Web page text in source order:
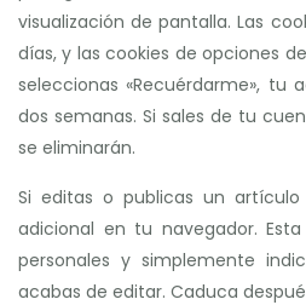
visualización de pantalla. Las
días, y las cookies de opciones
seleccionas «Recuérdarme», tu
dos semanas. Si sales de tu
se eliminarán.
Si editas o publicas un
adicional en tu navegador.
personales y simplemente
acabas de editar. Caduca